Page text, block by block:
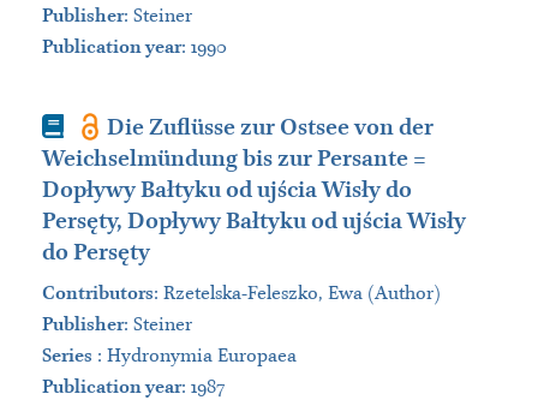
Publisher: Steiner
Publication year: 1990
Book Die Zuflüsse zur Ostsee von der
Weichselmündung bis zur Persante =
Dopływy Bałtyku od ujścia Wisły do
Persęty, Dopływy Bałtyku od ujścia Wisły
do Persęty
Contributors: Rzetelska-Feleszko, Ewa (Author)
Publisher: Steiner
Series : Hydronymia Europaea
Publication year: 1987